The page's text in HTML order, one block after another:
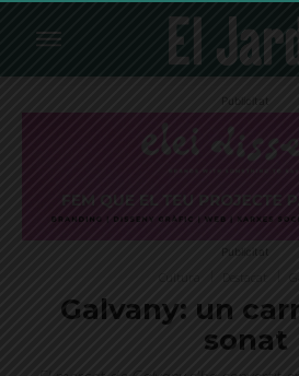
Publicitat
Publicitat
Galvany: un
sonat